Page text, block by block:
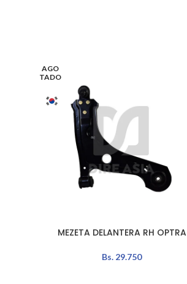
AGO
TADO
LEER MÁSMEZETA DELANTERA RH OPTRA
Bs. 29.750